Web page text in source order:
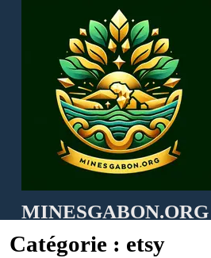
MINESGABON.ORG
Catégorie : etsy